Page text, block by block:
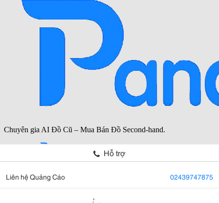
Hỗ trợ
Liên hệ Quảng Cáo 02439747875